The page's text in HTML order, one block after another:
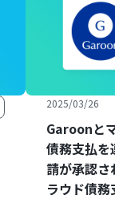
2025/03/26
Garoonと
債務支払
請が承認さ
ラウド債